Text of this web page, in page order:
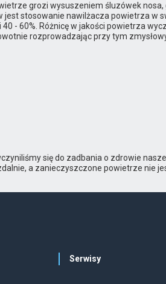
grozi wysuszeniem śluzówek nosa,
stosowanie nawilżacza powietrza w
- 60%. Różnicę w jakości powietrza
rozprowadzając przy tym
się do zadbania o zdrowie
a zanieczyszczone powietrze nie
Serwisy